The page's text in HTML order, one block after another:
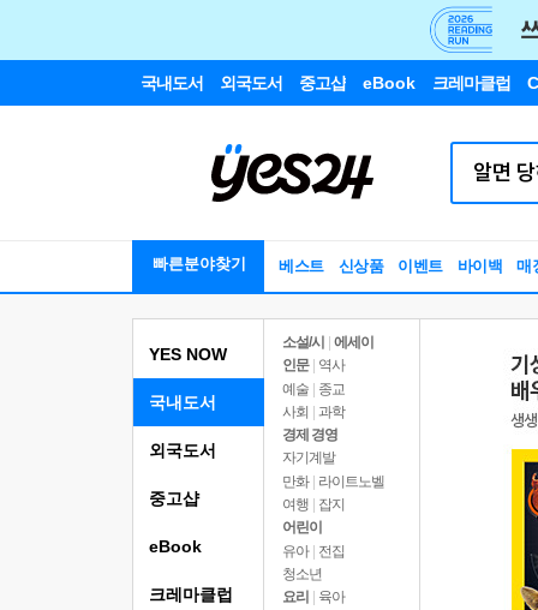
국내도서 외국도서 중고샵 eBook 크레마클럽
빠른분야찾기 베스트 신상품 이벤트 바이백 매
YES NOW
국내도서
소설/시
에세이
인문
역사
예술 | 종교
사회 | 과학
경제 경영
자기계발
만화 | 라이트노벨
여행
잡지
어린이
유아 | 전집
청소년
요리
육아
외국도서
중고샵
eBook
크레마클럽